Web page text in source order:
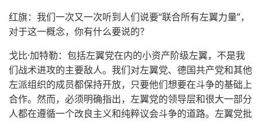
红旗：我们一次又一次听到人们说要“联合所有左翼力量”，
对于这一概念，你有什么要说的？
戈比·加特勒：包括左翼党在内的小资产阶级左翼，不是我
们战术进攻的主要敌人。我们对左翼党、德国共产党和其他
左派组织的成员都保持开放，只要他们想要在斗争的基础上
合作。然而，必须明确指出，左翼党的领导层和很大一部分
人都在遵循一个改良主义和纯粹议会斗争的道路。左翼党批